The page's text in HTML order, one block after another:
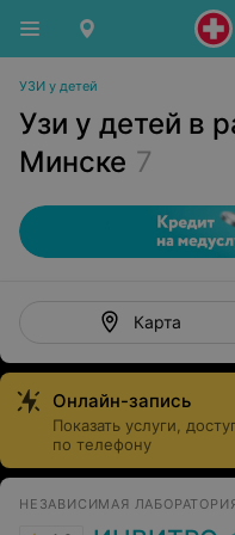
УЗИ у детей
Узи у детей в
Минске 7
Карта
Онлайн-запись
Показать услуги,
по телефону
НЕЗАВИСИМАЯ